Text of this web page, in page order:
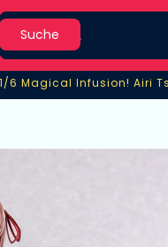
Search
Suche
6 Magical Infusion! Airi